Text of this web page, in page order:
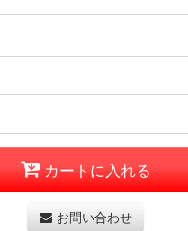
カートに入れる
お問い合わせ